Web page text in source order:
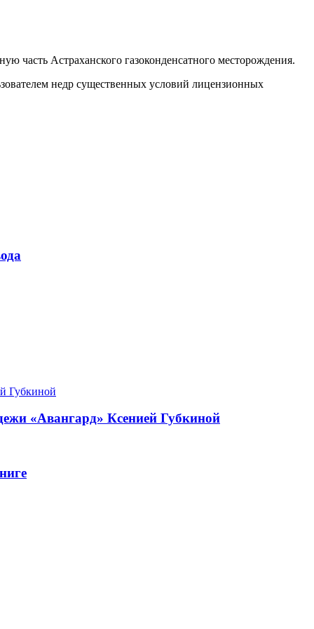
часть Астраханского газоконденсатного месторождения.
недр существенных условий лицензионных
«Авангард» Ксенией Губкиной